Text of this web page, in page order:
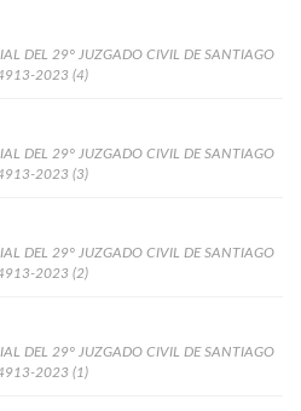
DEL 29° JUZGADO CIVIL DE SANTIAGO
2023 (4)
DEL 29° JUZGADO CIVIL DE SANTIAGO
2023 (3)
DEL 29° JUZGADO CIVIL DE SANTIAGO
2023 (2)
DEL 29° JUZGADO CIVIL DE SANTIAGO
2023 (1)